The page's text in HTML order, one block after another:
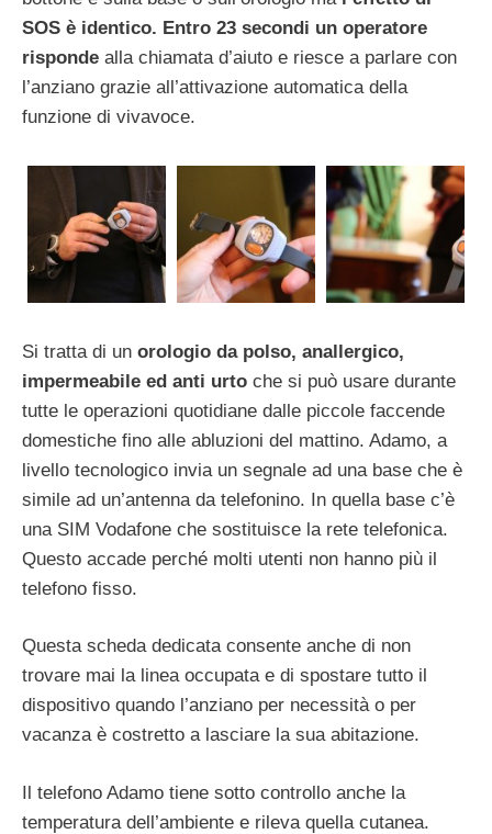
SOS è identico. Entro 23 secondi un operatore
risponde alla chiamata d’aiuto e riesce a parlare con
l’anziano grazie all’attivazione automatica della
funzione di vivavoce.
Si tratta di un orologio da polso, anallergico,
impermeabile ed anti urto che si può usare durante
tutte le operazioni quotidiane dalle piccole faccende
domestiche fino alle abluzioni del mattino. Adamo, a
livello tecnologico invia un segnale ad una base che è
simile ad un’antenna da telefonino. In quella base c’è
una SIM Vodafone che sostituisce la rete telefonica.
Questo accade perché molti utenti non hanno più il
telefono fisso.
Questa scheda dedicata consente anche di non
trovare mai la linea occupata e di spostare tutto il
dispositivo quando l’anziano per necessità o per
vacanza è costretto a lasciare la sua abitazione.
Il telefono Adamo tiene sotto controllo anche la
temperatura dell’ambiente e rileva quella cutanea.